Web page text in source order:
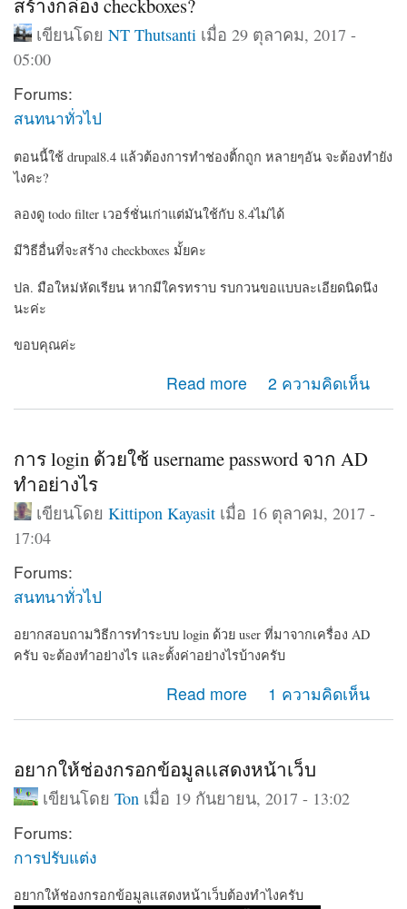
สร้างกล่อง checkboxes?
เขียนโดย NT Thutsanti เมื่อ 29 ตุลาคม, 2017 -
05:00
Forums:
สนทนาทั่วไป
ตอนนี้ใช้ drupal8.4 แล้วต้องการทำช่องติ้กถูก หลายๆอัน จะต้องทำยัง
ไงคะ?
ลองดู todo filter เวอร์ชั่นเก่าแต่มันใช้กับ 8.4ไม่ได้
มีวิธีอื่นที่จะสร้าง checkboxes มั้ยคะ
ปล. มือใหม่หัดเรียน หากมีใครทราบ รบกวนขอแบบละเอียดนิดนึง
นะค่ะ
ขอบคุณค่ะ
Read more
about สร้างกล่อง checkboxes? 2 ความคิดเห็น
การ login ด้วยใช้ username password จาก AD
ทำอย่างไร
เขียนโดย Kittipon Kayasit เมื่อ 16 ตุลาคม, 2017 -
17:04
Forums:
สนทนาทั่วไป
อยากสอบถามวิธีการทำระบบ login ด้วย user ที่มาจากเครื่อง AD
ครับ จะต้องทำอย่างไร และตั้งค่าอย่างไรบ้างครับ
Read more
about การ login ด้วยใช้ username password จาก AD ทำ
อย่างไร
1 ความคิดเห็น
อยากให้ช่องกรอกข้อมูลเเสดงหน้าเว็บ
เขียนโดย Tonเมื่อ 19 กันยายน, 2017 - 13:02
Forums:
การปรับแต่ง
อยากให้ช่องกรอกข้อมูลเเสดงหน้าเว็บต้องทำไงครับ